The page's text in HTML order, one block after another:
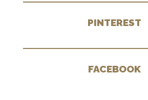
PINTEREST
FACEBOOK